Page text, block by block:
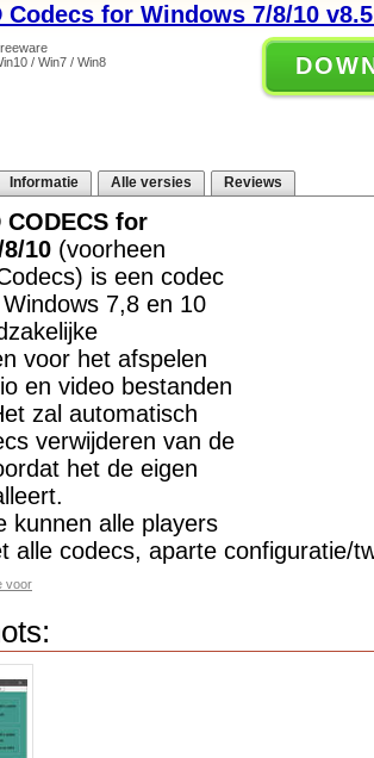
Codecs for Windows 7/8/10
/ Win7 / Win8
Informatie Alle versies Reviews
CODECS for
10 (voorheen
is een codec
7,8 en 10
voor het afspelen
en video bestanden
zal automatisch
verwijderen van de
het de eigen
kunnen alle players
alle codecs, aparte configuratie/
voor